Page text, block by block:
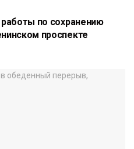
работы по сохранению
проспекте